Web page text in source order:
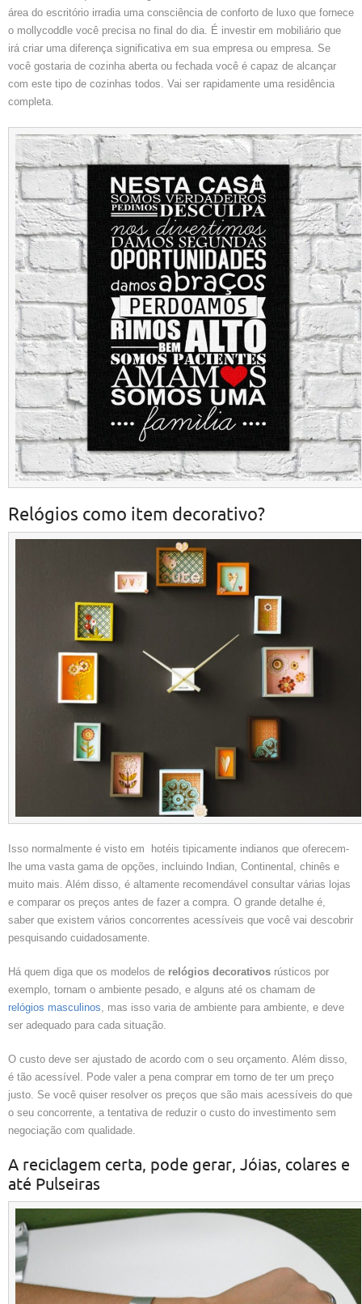
área do escritório irradia uma consciência de conforto de luxo que fornece
o mollycoddle você precisa no final do dia. É investir em mobiliário que
irá criar uma diferença significativa em sua empresa ou empresa. Se
você gostaria de cozinha aberta ou fechada você é capaz de alcançar
com este tipo de cozinhas todos. Vai ser rapidamente uma residência
completa.
Relógios como item decorativo?
Isso normalmente é visto em hotéis tipicamente indianos que oferecem-
lhe uma vasta gama de opções, incluindo Indian, Continental, chinês e
muito mais. Além disso, é altamente recomendável consultar várias lojas
e comparar os preços antes de fazer a compra. O grande detalhe é,
saber que existem vários concorrentes acessíveis que você vai descobrir
pesquisando cuidadosamente.
Há quem diga que os modelos de relógios decorativos rústicos por
exemplo, tornam o ambiente pesado, e alguns até os chamam de
relógios masculinos , mas isso varia de ambiente para ambiente, e deve
ser adequado para cada situação.
O custo deve ser ajustado de acordo com o seu orçamento. Além disso,
é tão acessível. Pode valer a pena comprar em torno de ter um preço
justo. Se você quiser resolver os preços que são mais acessíveis do que
o seu concorrente, a tentativa de reduzir o custo do investimento sem
negociação com qualidade.
A reciclagem certa, pode gerar, Jóias, colares e
até Pulseiras